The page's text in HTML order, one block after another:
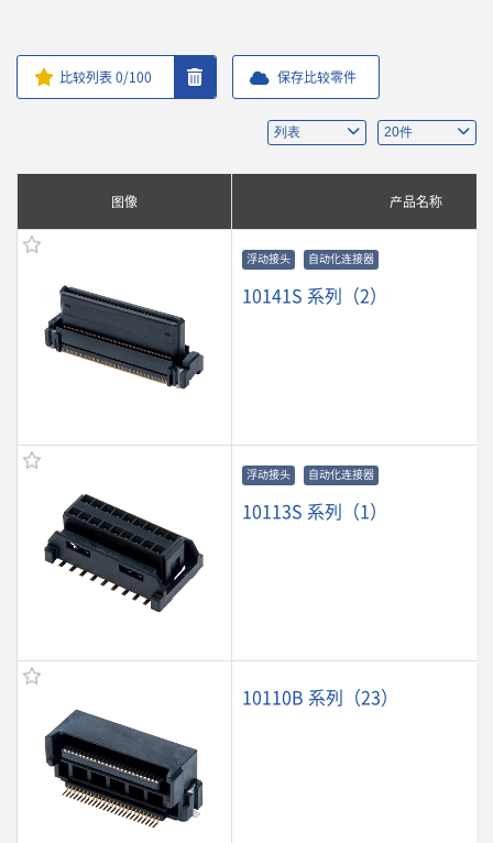
比较列表0/100 保存比较零件
图像 产品名称
浮动接头 自动化连接器
10141S 系列（2）
浮动接头 自动化连接器
10113S 系列（1）
10110B 系列（23）